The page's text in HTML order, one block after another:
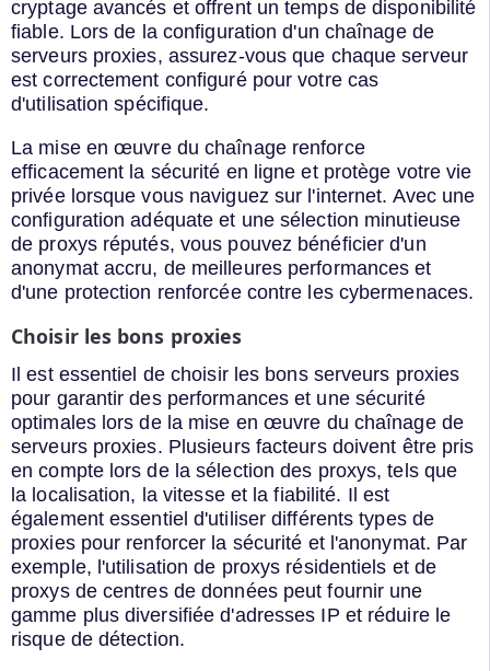
cryptage avancés et offrent un temps de disponibilité
fiable. Lors de la configuration d'un chaînage de
serveurs proxies, assurez-vous que chaque serveur
est correctement configuré pour votre cas
d'utilisation spécifique.
La mise en œuvre du chaînage renforce
efficacement la sécurité en ligne et protège votre vie
privée lorsque vous naviguez sur l'internet. Avec une
configuration adéquate et une sélection minutieuse
de proxys réputés, vous pouvez bénéficier d'un
anonymat accru, de meilleures performances et
d'une protection renforcée contre les cybermenaces.
Choisir les bons proxies
Il est essentiel de choisir les bons serveurs proxies
pour garantir des performances et une sécurité
optimales lors de la mise en œuvre du chaînage de
serveurs proxies. Plusieurs facteurs doivent être pris
en compte lors de la sélection des proxys, tels que
la localisation, la vitesse et la fiabilité. Il est
également essentiel d'utiliser différents types de
proxies pour renforcer la sécurité et l'anonymat. Par
exemple, l'utilisation de proxys résidentiels et de
proxys de centres de données peut fournir une
gamme plus diversifiée d'adresses IP et réduire le
risque de détection.